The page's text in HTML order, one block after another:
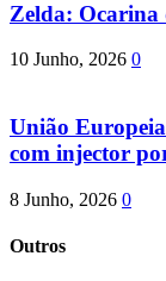
Zelda: Ocarina
10 Junho, 2026 0
União
com injector
8 Junho, 2026 0
Outros